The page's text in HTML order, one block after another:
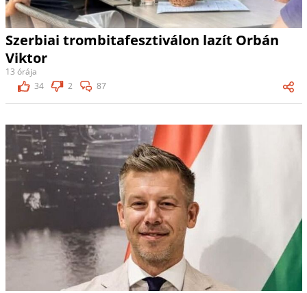
Szerbiai trombitafesztiválon lazít Orbán
Viktor
13 órája
34
2 87